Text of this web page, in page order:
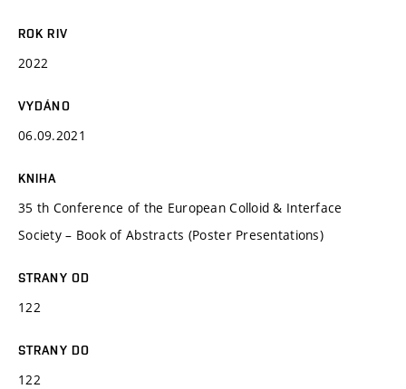
ROK RIV
2022
VYDÁNO
06.09.2021
KNIHA
35 th Conference of the European Colloid & Interface
Society – Book of Abstracts (Poster Presentations)
STRANY OD
122
STRANY DO
122